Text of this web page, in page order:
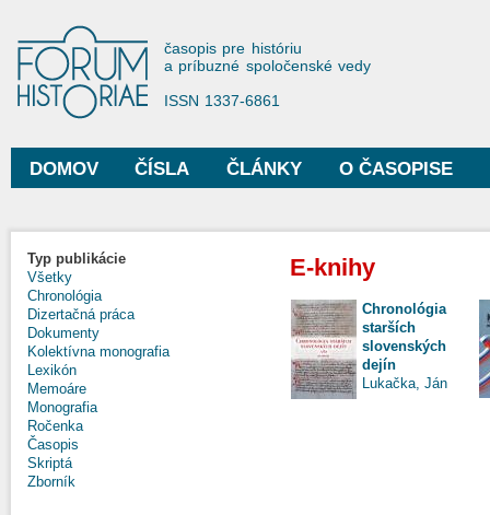
Forum Historiae
časopis pre históriu
a príbuzné spoločenské vedy
ISSN 1337-6861
Hlavné menu
DOMOV ČÍSLA ČLÁNKY O ČASOPISE
Typ publikácie
Všetky
Chronológia
Dizertačná práca
Dokumenty
Kolektívna monografia
Lexikón
Memoáre
Monografia
Ročenka
Časopis
Skriptá
Zborník
E-knihy
Chronológia
starších
slovenských
dejín
Lukačka, Ján